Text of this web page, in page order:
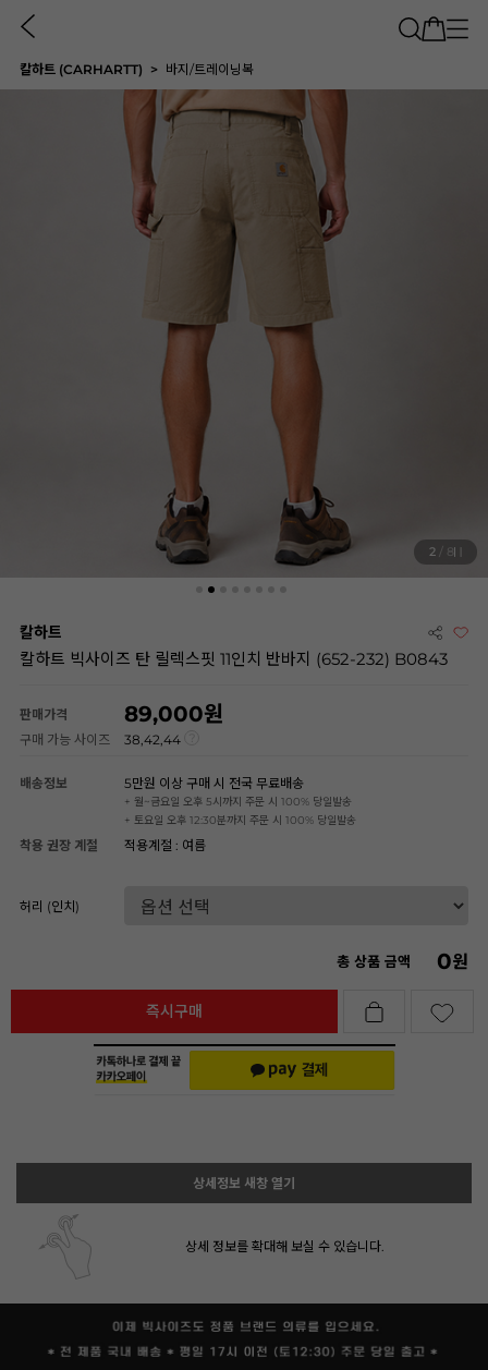
칼하트 (CARHARTT) 바지/트레이닝복
2 / 8
칼하트
칼하트 빅사이즈 탄 릴렉스핏 11인치 반바지 (652-232) B0843
판매가격 89,000
구매 가능 사이즈 38,42,44
배송정보 5만원 이상 구매 시 전국 무료배송
+ 월~금요일 오후 5시까지 주문 시 100% 당일발송
+ 토요일 오후 12:30분까지 주문 시 100% 당일발송
착용 권장 계절 적용계절 : 여름
허리 (인치)
총 상품 금액 0원
즉시구매
상세정보 새창 열기
상세 정보를 확대해 보실 수 있습니다.